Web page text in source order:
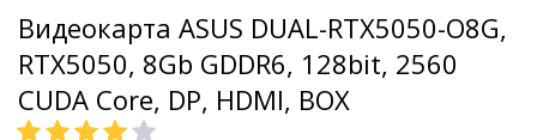
Видеокарта ASUS DUAL-RTX5050-O8G,
RTX5050, 8Gb GDDR6, 128bit, 2560
CUDA Core, DP, HDMI, BOX